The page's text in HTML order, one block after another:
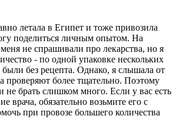
летала в Египет и тоже привозила
поделиться личным опытом. На
не спрашивали про лекарства, но я
- по одной упаковке нескольких
без рецепта. Однако, я слышала от
проверяют более тщательно. Поэтому
не брать слишком много. Если у вас есть
врача, обязательно возьмите его с
при провозе большего количества